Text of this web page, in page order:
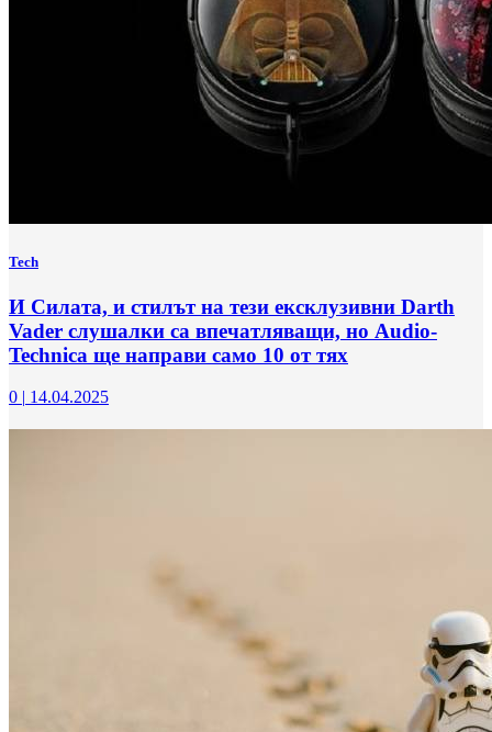
Tech
И Силата, и стилът на тези ексклузивни Darth
Vader слушалки са впечатляващи, но Audio-
Technica ще направи само 10 от тях
0 | 14.04.2025